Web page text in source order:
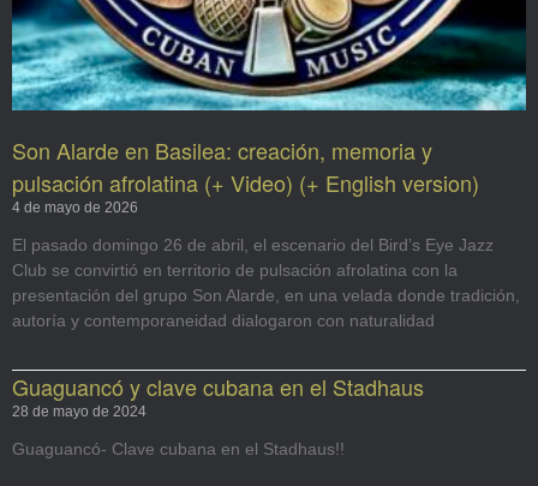
Son Alarde en Basilea: creación, memoria y
pulsación afrolatina (+ Video) (+ English version)
4 de mayo de 2026
El pasado domingo 26 de abril, el escenario del Bird’s Eye Jazz
Club se convirtió en territorio de pulsación afrolatina con la
presentación del grupo Son Alarde, en una velada donde tradición,
autoría y contemporaneidad dialogaron con naturalidad
Guaguancó y clave cubana en el Stadhaus
28 de mayo de 2024
Guaguancó- Clave cubana en el Stadhaus!!